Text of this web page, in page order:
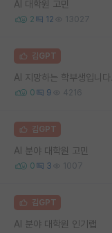
AI 대학원 고민
2 12 13027
김GPT
AI 지망하는 학부생입니
0 9 4216
김GPT
AI 분야 대학원 고민
0 3 1007
김GPT
AI 분야 대학원 인기랩